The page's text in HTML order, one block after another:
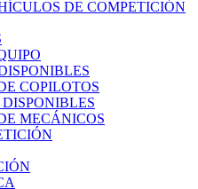
DE COMPETICIÓN
COPILOTOS
MECÁNICOS